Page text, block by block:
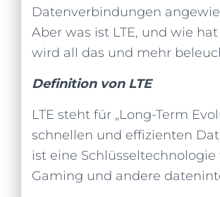
Datenverbindungen
Aber was ist LTE, und wie
wird all das und mehr
Definition von LTE
LTE steht für „Long-Term
schnellen und effizienten
ist eine
Gaming und andere